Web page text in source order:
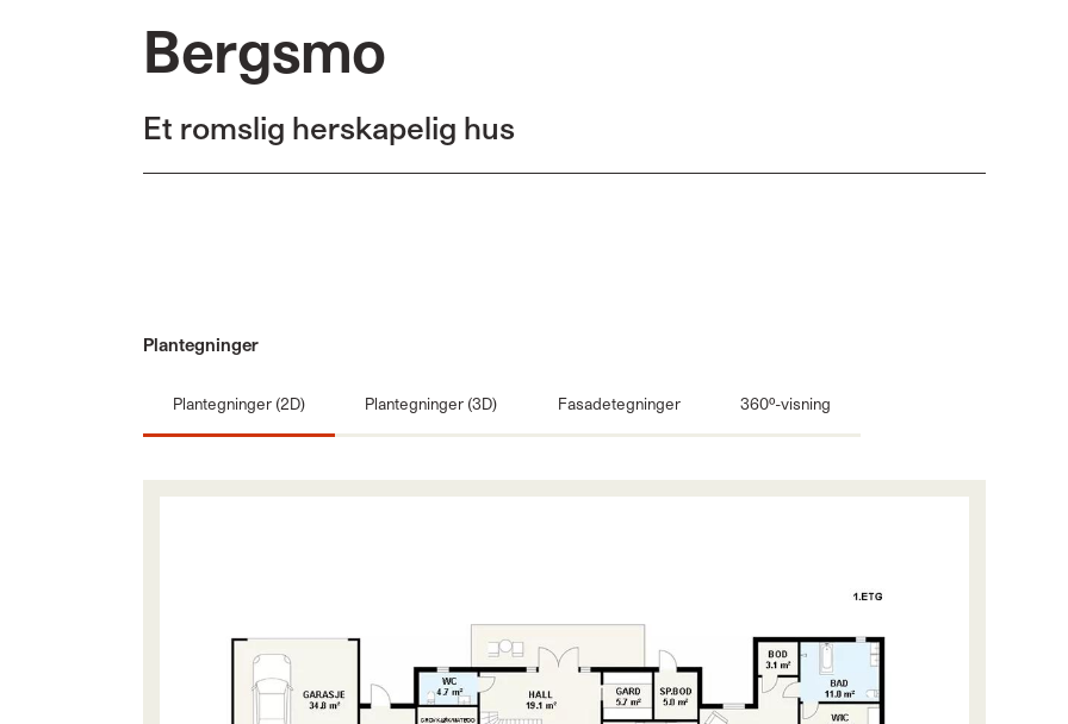
Bergsmo
Et romslig herskapelig hus
Plantegninger
Plantegninger (2D) Plantegninger (3D) Fasadetegninger 360º-visning